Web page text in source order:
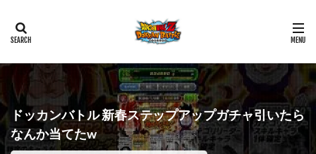
ドッカンバトル 新春ステップアップガチャ引いたら
なんか当てたw